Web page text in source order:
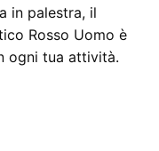
in palestra, il
Rosso Uomo è
ogni tua attività.